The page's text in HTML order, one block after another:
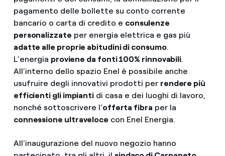
pagamento delle bollette su conto corrente
bancario o carta di credito e consulenze
personalizzate per energia elettrica e gas più
adatte alle proprie abitudini di consumo.
L’energia proviene da fonti 100% rinnovabili.
All’interno dello spazio Enel è possibile anche
usufruire degli innovativi prodotti per rendere più
efficienti gli impianti di casa e dei luoghi di lavoro,
nonché sottoscrivere l’offerta fibra per la
connessione ultraveloce con Enel Energia.
All'inaugurazione del nuovo negozio hanno